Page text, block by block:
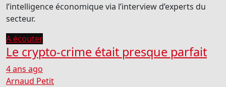
l’intelligence économique via l’interview d’experts du
secteur.
A écouter
Le crypto-crime était presque parfait
4 ans ago
Arnaud Petit